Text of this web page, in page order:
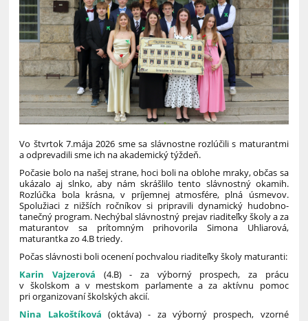
Vo štvrtok 7.mája 2026 sme sa slávnostne rozlúčili s maturantmi
a odprevadili sme ich na akademický týždeň.
Počasie bolo na našej strane, hoci boli na oblohe mraky, občas sa
ukázalo aj slnko, aby nám skrášlilo tento slávnostný okamih.
Rozlúčka bola krásna, v príjemnej atmosfére, plná úsmevov.
Spolužiaci z nižších ročníkov si pripravili dynamický hudobno-
tanečný program. Nechýbal slávnostný prejav riaditeľky školy a za
maturantov sa prítomným prihovorila Simona Uhliarová,
maturantka zo 4.B triedy.
Počas slávnosti boli ocenení pochvalou riaditeľky školy maturanti:
Karin Vajzerová
(4.B) - za výborný prospech, za prácu
v školskom a v mestskom parlamente a za aktívnu pomoc
pri organizovaní školských akcií.
Nina Lakoštíková (oktáva) - za výborný prospech, vzorné